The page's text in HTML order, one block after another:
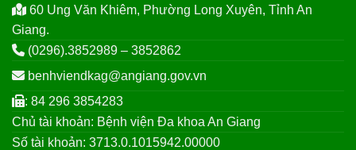
60 Ung Văn Khiêm, Phường Long Xuyên, Tỉnh An
Giang.
(0296).3852989 – 3852862
benhviendkag@angiang.gov.vn
: 84 296 3854283
Chủ tài khoản: Bệnh viện Đa khoa An Giang
Số tài khoản: 3713.0.1015942.00000